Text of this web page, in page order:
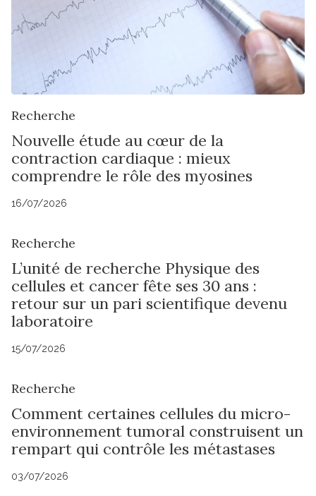
Recherche
Nouvelle étude au cœur de la
contraction cardiaque : mieux
comprendre le rôle des myosines
16/07/2026
Recherche
L’unité de recherche Physique des
cellules et cancer fête ses 30 ans :
retour sur un pari scientifique devenu
laboratoire
15/07/2026
Recherche
Comment certaines cellules du micro-
environnement tumoral construisent un
rempart qui contrôle les métastases
03/07/2026